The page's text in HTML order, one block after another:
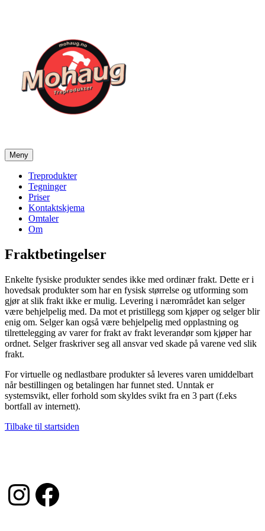
Mohaug Treprodukter
Salg av tegninger og treprodukter
Meny
Treprodukter
Tegninger
Priser
Kontaktskjema
Omtaler
Om
Fraktbetingelser
Enkelte fysiske produkter sendes ikke med ordinær frakt. Dette er i
hovedsak produkter som har en fysisk størrelse og utforming som
gjør at slik frakt ikke er mulig. Levering i nærområdet kan selger
være behjelpelig med. Da mot et pristillegg som kjøper og selger blir
enig om. Selger kan også være behjelpelig med opplastning og
tilrettelegging av varer for frakt av frakt leverandør som kjøper har
ordnet. Selger fraskriver seg all ansvar ved skade på varene ved slik
frakt.
For virtuelle og nedlastbare produkter så leveres varen umiddelbart
når bestillingen og betalingen har funnet sted. Unntak er
systemsvikt, eller forhold som skyldes svikt fra en 3 part (f.eks
bortfall av internett).
Tilbake til startsiden
Instagram
Facebook